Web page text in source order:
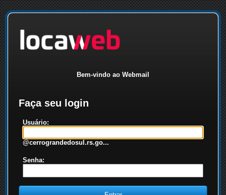
Bem-vindo ao Webmail
Faça seu login
Usuário:
@cerrograndedosul.rs.go...
Senha: